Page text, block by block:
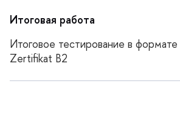
Итоговая работа
Итоговое тестирование в
Zertifikat B2